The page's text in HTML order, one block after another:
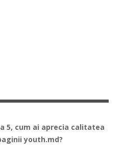
5, cum ai aprecia calitatea
youth.md?